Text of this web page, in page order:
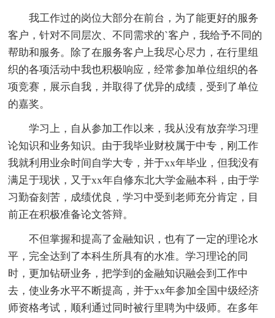
我工作过的岗位大部分在前台，为了能更好的服务
客户，针对不同层次、不同需求的`客户，我给予不同的
帮助和服务。除了在服务客户上我尽心尽力，在行里组
织的各项活动中我也积极响应，经常参加单位组织的各
项竞赛，展示自我，并取得了优异的成绩，受到了单位
的嘉奖。
学习上，自从参加工作以来，我从没有放弃学习理
论知识和业务知识。由于我毕业财校属于中专，刚工作
我就利用业余时间自学大专，并于xx年毕业，但我没有
满足于现状，又于xx年自修东北大学金融本科，由于学
习勤奋刻苦，成绩优良，学习中受到老师充分肯定，目
前正在积极准备论文答辩。
不但掌握和提高了金融知识，也有了一定的理论水
平，完全达到了本科生所具有的水准。学习理论的同
时，更加钻研业务，把学到的金融知识融会到工作中
去，使业务水平不断提高，并于xx年参加全国中级经济
师资格考试，顺利通过同时被行里聘为中级师。在多年